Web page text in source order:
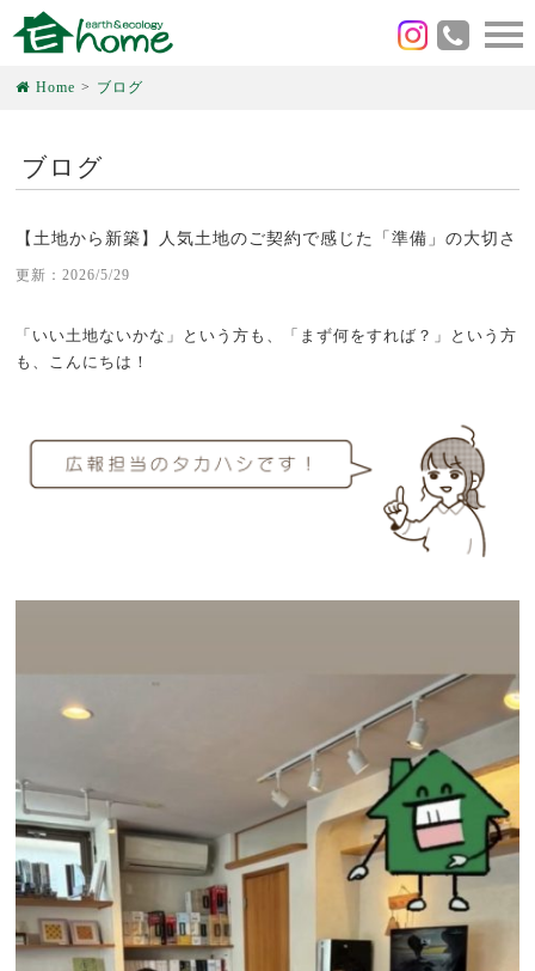
Home ブログ
ブログ
【土地から新築】人気土地のご契約で感じた「準備」の大切さ
更新：2026/5/29
「いい土地ないかな」という方も、「まず何をすれば？」という方
も、こんにちは！